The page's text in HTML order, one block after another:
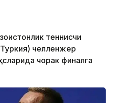
теннисчи
челленжер
чорак финалга